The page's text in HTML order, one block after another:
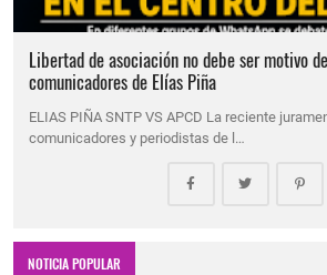
Libertad de asociación no debe ser motivo
comunicadores de Elías Piña
ELIAS PIÑA SNTP VS APCD La reciente
comunicadores y periodistas de l…
NOTICIA POPULAR